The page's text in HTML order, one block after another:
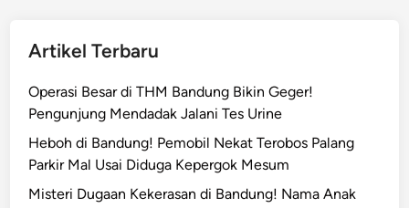
Artikel Terbaru
Operasi Besar di THM Bandung Bikin Geger!
Pengunjung Mendadak Jalani Tes Urine
Heboh di Bandung! Pemobil Nekat Terobos Palang
Parkir Mal Usai Diduga Kepergok Mesum
Misteri Dugaan Kekerasan di Bandung! Nama Anak